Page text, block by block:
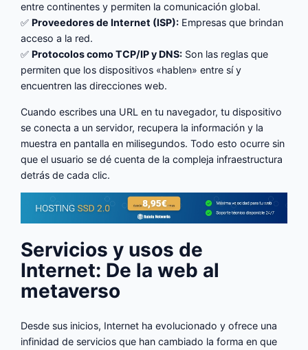
entre continentes y permiten la comunicación global.
✅Proveedores de Internet (ISP): Empresas que brindan
acceso a la red.
✅Protocolos como TCP/IP y DNS: Son las reglas que
permiten que los dispositivos «hablen» entre sí y
encuentren las direcciones web.
Cuando escribes una URL en tu navegador, tu dispositivo
se conecta a un servidor, recupera la información y la
muestra en pantalla en milisegundos. Todo esto ocurre sin
que el usuario se dé cuenta de la compleja infraestructura
detrás de cada clic.
Servicios y usos de
Internet: De la web al
metaverso
Desde sus inicios, Internet ha evolucionado y ofrece una
infinidad de servicios que han cambiado la forma en que